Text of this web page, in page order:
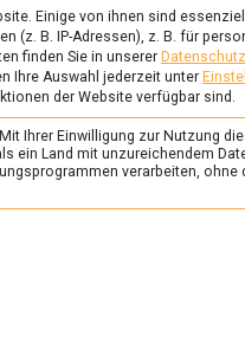
Einige von ihnen sind
(z. B. IP-Adressen), z. B. für
finden Sie in unserer
Ihre Auswahl jederzeit unter
der Website verfügbar sind.
Ihrer Einwilligung zur Nutzung
ein Land mit unzureichendem
verarbeiten,
Einwilligung erteilt